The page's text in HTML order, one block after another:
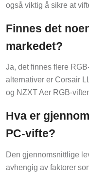
også viktig å sikre at
Finnes det
markedet?
Ja, det finnes flere
alternativer er Corsair
og NZXT Aer RGB-
Hva er
PC-vifte?
Den gjennomsnittlige
avhengig av faktorer